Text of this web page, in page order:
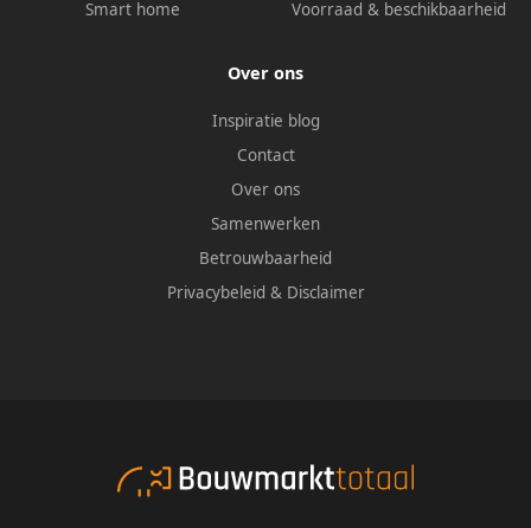
Smart home
Voorraad & beschikbaarheid
Over ons
Inspiratie blog
Contact
Over ons
Samenwerken
Betrouwbaarheid
Privacybeleid & Disclaimer